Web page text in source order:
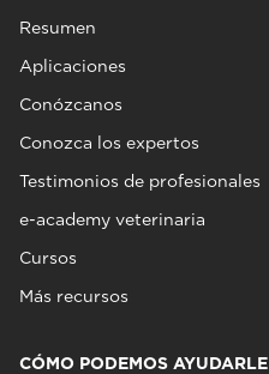
Resumen
Aplicaciones
Conózcanos
Conozca los expertos
Testimonios de profesionales
e-academy veterinaria
Cursos
Más recursos
CÓMO PODEMOS AYUDARLE